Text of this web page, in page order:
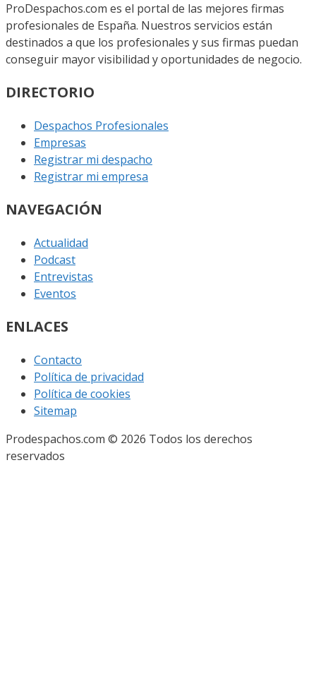
ProDespachos.com es el portal de las mejores firmas
profesionales de España. Nuestros servicios están
destinados a que los profesionales y sus firmas puedan
conseguir mayor visibilidad y oportunidades de negocio.
DIRECTORIO
Despachos Profesionales
Empresas
Registrar mi despacho
Registrar mi empresa
NAVEGACIÓN
Actualidad
Podcast
Entrevistas
Eventos
ENLACES
Contacto
Política de privacidad
Política de cookies
Sitemap
Prodespachos.com © 2026 Todos los derechos
reservados